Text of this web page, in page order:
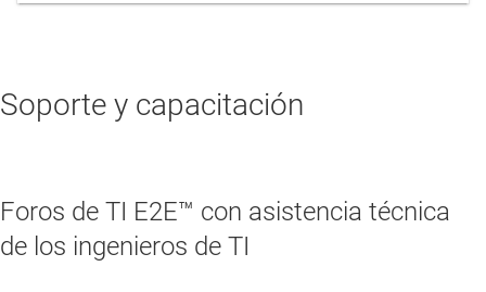
Soporte y capacitación
Foros de TI E2E™ con asistencia técnica
de los ingenieros de TI